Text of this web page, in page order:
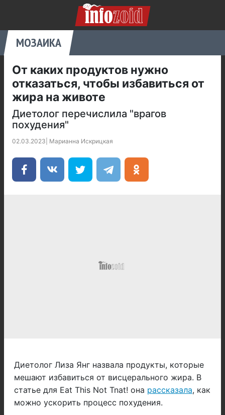
МОЗАИКА
От каких продуктов нужно
отказаться, чтобы избавиться от
жира на животе
Диетолог перечислила "врагов
похудения"
02.03.2023 Марианна Искрицкая
Диетолог Лиза Янг назвала продукты, которые
мешают избавиться от висцерального жира. В
статье для Eat This Not Tnat! она рассказала, как
можно ускорить процесс похудения.